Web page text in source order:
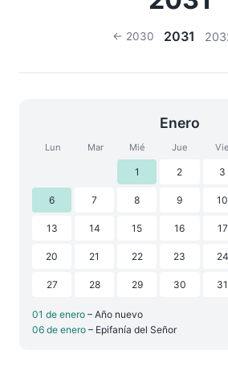
← 2030 2031
Enero
Lun Mar Mié Jue Vie
1 2 3
6 7 8 9 10
13 14 15 16 17
20 21 22 23 24
27 28 29 30 31
01 de enero – Año nuevo
06 de enero – Epifanía del Señor